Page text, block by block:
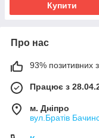
Купити
Про нас
93% позитивних з
Працює з
м. Дніпро
вул.Братів